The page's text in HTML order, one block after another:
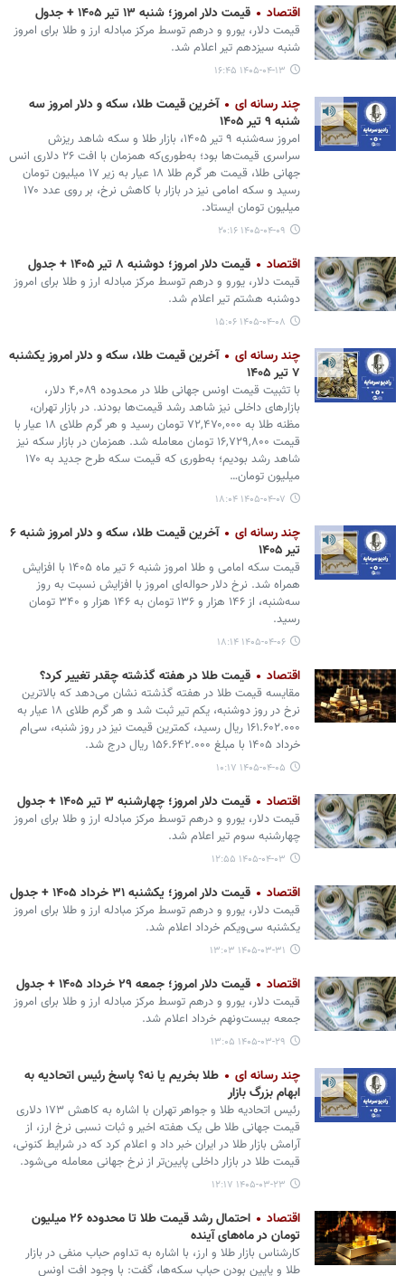
اقتصاد قیمت دلار امروز؛ شنبه ۱۳ تیر ۱۴۰۵ + جدول
قیمت دلار، یورو و درهم توسط مرکز مبادله ارز و طلا برای امروز
شنبه سیزدهم تیر اعلام شد.
۱۴۰۵-۰۴-۱۳ ۱۶:۴۵
چند رسانه ای
آخرین قیمت طلا، سکه و دلار امروز سه
شنبه ۹ تیر ۱۴۰۵
امروز سه‌شنبه ۹ تیر ۱۴۰۵، بازار طلا و سکه شاهد ریزش
سراسری قیمت‌ها بود؛ به‌طوری‌که همزمان با افت ۲۶ دلاری انس
جهانی طلا، قیمت هر گرم طلا ۱۸ عیار به زیر ۱۷ میلیون تومان
رسید و سکه امامی نیز در بازار با کاهش نرخ، بر روی عدد ۱۷۰
میلیون تومان ایستاد.
۱۴۰۵-۰۴-۰۹ ۲۰:۱۶
اقتصاد قیمت دلار امروز؛ دوشنبه ۸ تیر ۱۴۰۵ + جدول
قیمت دلار، یورو و درهم توسط مرکز مبادله ارز و طلا برای امروز
دوشنبه هشتم تیر اعلام شد.
۱۴۰۵-۰۴-۰۸ ۱۵:۰۶
چند رسانه ای
آخرین قیمت طلا، سکه و دلار امروز یکشنبه
۷ تیر ۱۴۰۵
با تثبیت قیمت اونس جهانی طلا در محدوده ۴,۰۸۹ دلار،
بازارهای داخلی نیز شاهد رشد قیمت‌ها بودند. در بازار تهران،
مظنه طلا به ۷۲,۴۷۰,۰۰۰ تومان رسید و هر گرم طلای ۱۸ عیار با
قیمت ۱۶,۷۲۹,۸۰۰ تومان معامله شد. همزمان در بازار سکه نیز
شاهد رشد بودیم؛ به‌طوری که قیمت سکه طرح جدید به ۱۷۰
میلیون تومان…
۱۴۰۵-۰۴-۰۷ ۱۸:۰۴
چند رسانه ای
آخرین قیمت طلا، سکه و دلار امروز شنبه ۶
تیر ۱۴۰۵
قیمت سکه امامی و طلا امروز شنبه ۶ تیر ماه ۱۴۰۵ با افزایش
همراه شد. نرخ دلار حواله‌ای امروز با افزایش نسبت به روز
سه‌شنبه، از ۱۴۶ هزار و ۱۳۶ تومان به ۱۴۶ هزار و ۳۴۰ تومان
رسید.
۱۴۰۵-۰۴-۰۶ ۱۸:۱۴
اقتصاد قیمت طلا در هفته گذشته چقدر تغییر کرد؟
مقایسه قیمت طلا در هفته گذشته نشان می‌دهد که بالاترین
نرخ در روز دوشنبه، یکم تیر ثبت شد و هر گرم طلای ۱۸ عیار به
۱۶۱.۶۰۲.۰۰۰ ریال رسید، کمترین قیمت نیز در روز شنبه، سی‌ام
خرداد ۱۴۰۵ با مبلغ ۱۵۶.۶۴۲.۰۰۰ ریال درج شد.
۱۴۰۵-۰۴-۰۵ ۱۰:۱۷
اقتصاد قیمت دلار امروز؛ چهارشنبه ۳ تیر ۱۴۰۵ + جدول
قیمت دلار، یورو و درهم توسط مرکز مبادله ارز و طلا برای امروز
چهارشنبه سوم تیر اعلام شد.
۱۴۰۵-۰۴-۰۳ ۱۲:۵۵
اقتصاد قیمت دلار امروز؛ یکشنبه ۳۱ خرداد ۱۴۰۵ + جدول
قیمت دلار، یورو و درهم توسط مرکز مبادله ارز و طلا برای امروز
یکشنبه سی‌ویکم خرداد اعلام شد.
۱۴۰۵-۰۳-۳۱ ۱۳:۰۳
اقتصاد قیمت دلار امروز؛ جمعه ۲۹ خرداد ۱۴۰۵ + جدول
قیمت دلار، یورو و درهم توسط مرکز مبادله ارز و طلا برای امروز
جمعه بیست‌ونهم خرداد اعلام شد.
۱۴۰۵-۰۳-۲۹ ۱۳:۰۵
چند رسانه ای
طلا بخریم یا نه؟ پاسخ رئیس اتحادیه به
ابهام بزرگ بازار
رئیس اتحادیه طلا و جواهر تهران با اشاره به کاهش ۱۷۳ دلاری
قیمت جهانی طلا طی یک هفته اخیر و ثبات نسبی نرخ ارز، از
آرامش بازار طلا در ایران خبر داد و اعلام کرد که در شرایط کنونی،
قیمت طلا در بازار داخلی پایین‌تر از نرخ جهانی معامله می‌شود.
۱۴۰۵-۰۳-۲۳ ۱۲:۱۷
اقتصاد
احتمال رشد قیمت طلا تا محدوده ۲۶ میلیون
تومان در ماه‌های آینده
کارشناس بازار طلا و ارز، با اشاره به تداوم حباب منفی در بازار
طلا و پایین بودن حباب سکه‌ها، گفت: با وجود افت اونس